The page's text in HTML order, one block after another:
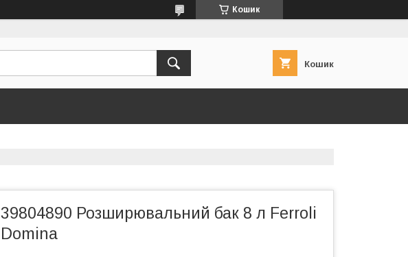
Кошик
Кошик
39804890 Розширювальний бак 8 л Ferroli
Domina